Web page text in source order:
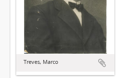
Treves, Marco